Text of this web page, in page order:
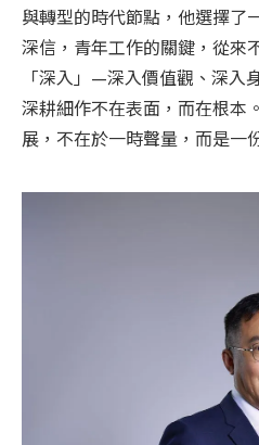
與轉型的時代節點，他選擇了
深信，青年工作的關鍵，從來
「深入」—深入價值觀、深入
深耕細作不在表面，而在根本
展，不在於一時聲量，而是一